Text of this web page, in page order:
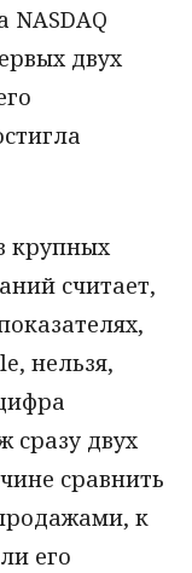
двух
крупных
считает,
нельзя,
сразу двух
сравнить
к
его